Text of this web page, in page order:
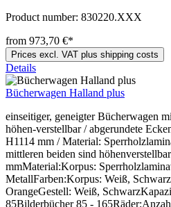
Product number: 830220.XXX
from 973,70 €*
Prices excl. VAT plus shipping costs
Details
Bücherwagen Halland plus
einseitiger, geneigter Bücherwagen
höhen-verstellbar / abgerundete
H1114 mm / Material:
mittleren beiden sind
mmMaterial:Korpus:
MetallFarben:Korpus: Weiß,
OrangeGestell: Weiß,
85Bilderbücher 85 -